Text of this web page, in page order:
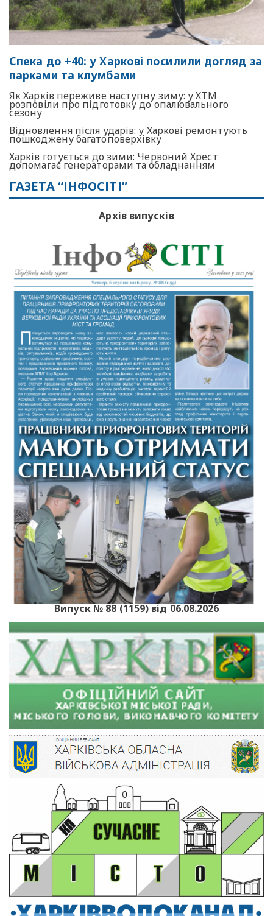
Спека до +40: у Харкові посилили догляд за
парками та клумбами
Як Харків переживе наступну зиму: у ХТМ
розповіли про підготовку до опалювального
сезону
Відновлення після ударів: у Харкові ремонтують
пошкоджену багатоповерхівку
Харків готується до зими: Червоний Хрест
допомагає генераторами та обладнанням
ГАЗЕТА “ІНФОСІТІ”
Архів випусків
Випуск № 88 (1159) від 06.08.2026